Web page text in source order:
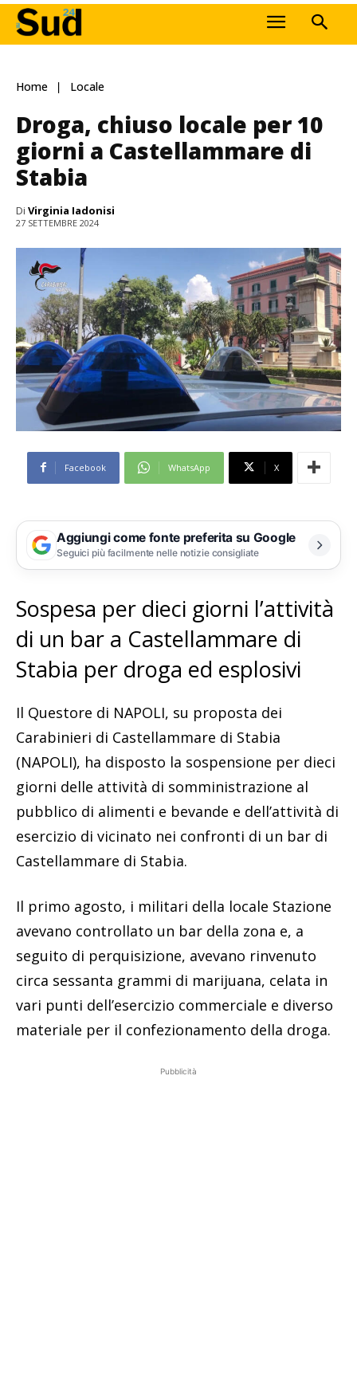
Home Locale
Droga, chiuso locale per 10
giorni a Castellammare di
Stabia
Di Virginia Iadonisi
27 SETTEMBRE 2024
Facebook WhatsApp X
Aggiungi come fonte preferita su Google
Seguici più facilmente nelle notizie consigliate
Sospesa per dieci giorni l’attività
di un bar a Castellammare di
Stabia per droga ed esplosivi
Il Questore di NAPOLI, su proposta dei
Carabinieri di Castellammare di Stabia
(NAPOLI), ha disposto la sospensione per dieci
giorni delle attività di somministrazione al
pubblico di alimenti e bevande e dell’attività di
esercizio di vicinato nei confronti di un bar di
Castellammare di Stabia.
Il primo agosto, i militari della locale Stazione
avevano controllato un bar della zona e, a
seguito di perquisizione, avevano rinvenuto
circa sessanta grammi di marijuana, celata in
vari punti dell’esercizio commerciale e diverso
materiale per il confezionamento della droga.
Pubblicità